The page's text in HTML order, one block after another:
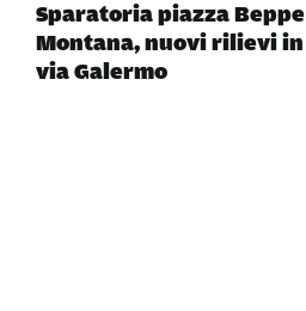
Sparatoria piazza Beppe
Montana, nuovi rilievi in
via Galermo